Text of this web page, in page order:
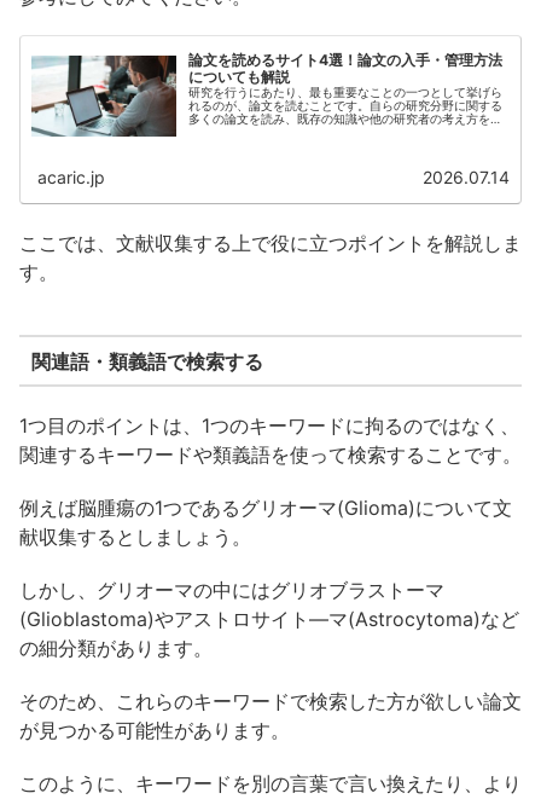
論文を読めるサイト4選！論文の入手・管理方法
についても解説
研究を行うにあたり、最も重要なことの一つとして挙げら
れるのが、論文を読むことです。自らの研究分野に関する
多くの論文を読み、既存の知識や他の研究者の考え方を学
acaric.jp 2026.07.14
ここでは、文献収集する上で役に立つポイントを解説しま
す。
関連語・類義語で検索する
1つ目のポイントは、1つのキーワードに拘るのではなく、
関連するキーワードや類義語を使って検索することです。
例えば脳腫瘍の1つであるグリオーマ(Glioma)について文
献収集するとしましょう。
しかし、グリオーマの中にはグリオブラストーマ
(Glioblastoma)やアストロサイト―マ(Astrocytoma)など
の細分類があります。
そのため、これらのキーワードで検索した方が欲しい論文
が見つかる可能性があります。
このように、キーワードを別の言葉で言い換えたり、より